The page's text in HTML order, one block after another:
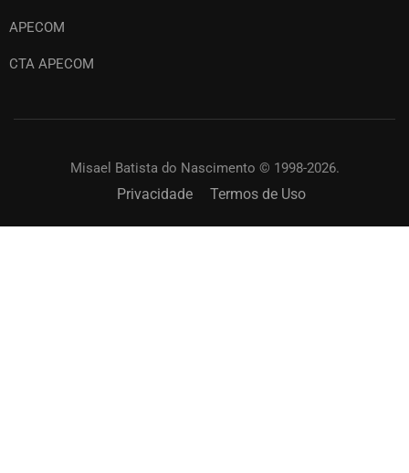
APECOM
CTA APECOM
Misael Batista do Nascimento © 1998-2026.
Privacidade Termos de Uso